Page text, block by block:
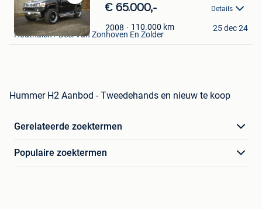
Bewaren
in
Mijn
Favorieten
€ 65.000,- Details
2008 110.000 km
Marco
Houthalen+ Deel Van Zonhoven En Zolder
25 dec 24
Hummer H2 Aanbod - Tweedehands en nieuw te koop
Gerelateerde zoektermen
Populaire zoektermen